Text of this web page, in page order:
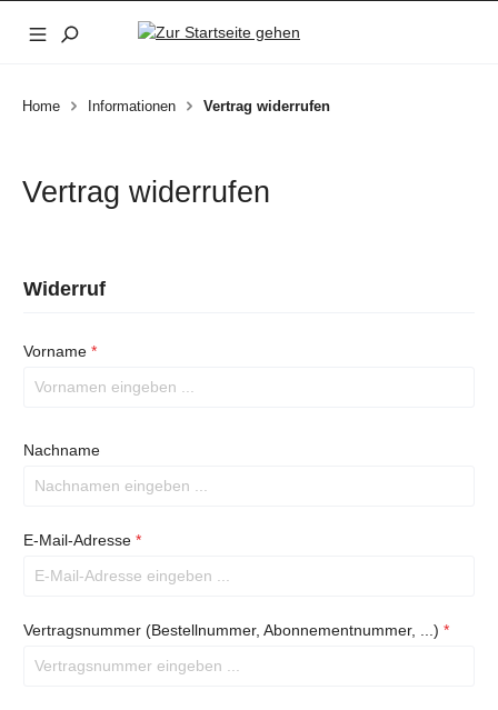
Zum Hauptinhalt springen
Home Informationen Vertrag widerrufen
Vertrag widerrufen
Widerruf
Vorname *
Nachname
E-Mail-Adresse *
Vertragsnummer (Bestellnummer, Abonnementnummer, ...) *